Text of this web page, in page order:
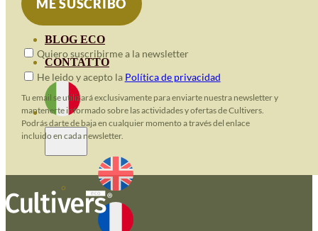
BLOG ECO
CONTATTO
Quiero suscribirme a la newsletter
He leido y acepto la Política de privacidad
Tu email se utilizará exclusivamente para enviarte nuestra newsletter y
mantenerte informado sobre las actividades y ofertas de Cultivers.
Podrás darte de baja en cualquier momento a través del enlace
incluido en cada newsletter.